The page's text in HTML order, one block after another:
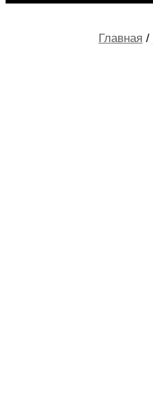
Главная /